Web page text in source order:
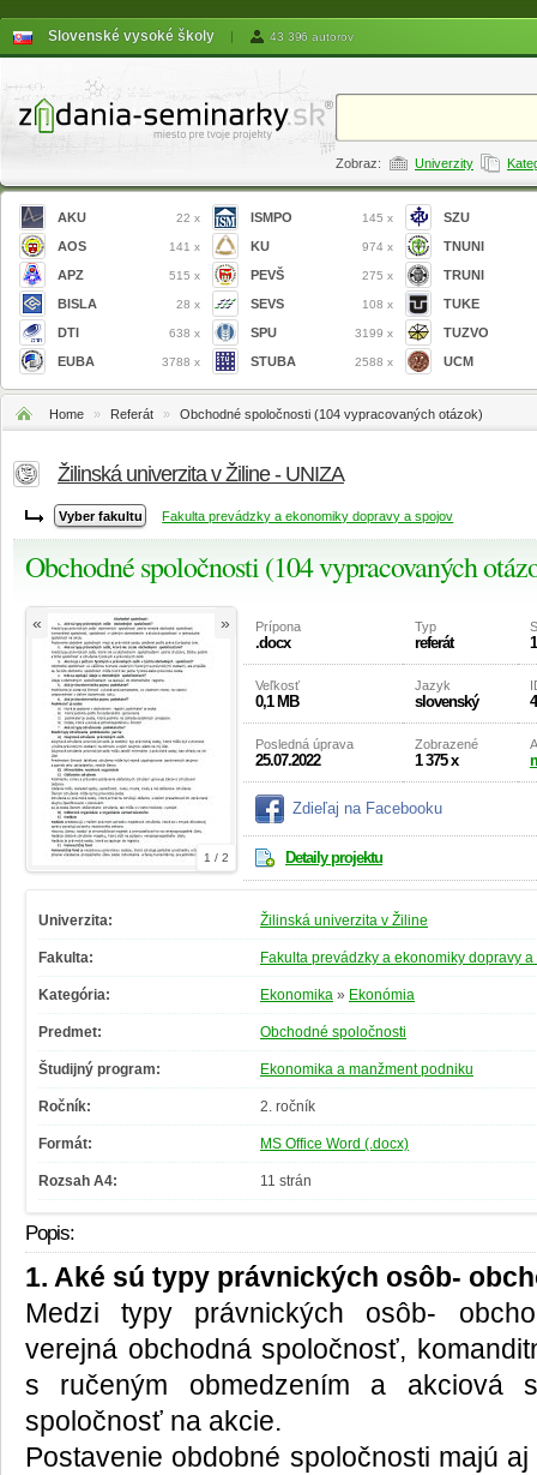
Slovenské vysoké školy | 43 396 autorov
Zobraz: Univerzity
AKU 22 x
AOS 141 x
APZ 515 x
BISLA 28 x
DTI 638 x
EUBA 3788 x
ISMPO 145 x
KU 974 x
PEVŠ 275 x
SEVS 108 x
SPU 3199 x
STUBA 2588 x
SZU
TNUNI
TRUNI
TUKE
TUZVO
UCM
Home » Referát » Obchodné spoločnosti (104 vypracovaných otázok)
Žilinská univerzita v Žiline - UNIZA
Fakulta prevádzky a ekonomiky dopravy a spojov
Obchodné spoločnosti (104 vypracovaných
1 / 2
« » Prípona
.docx
Typ
referát
Veľkosť
0,1 MB
Jazyk
slovenský
Posledná úprava
25.07.2022
Zobrazené
1 375 x
Zdieľaj na Facebooku
Detaily projektu
Univerzita: Žilinská univerzita v Žiline
Fakulta: Fakulta prevádzky a ekonomiky dopravy
Kategória: Ekonomika » Ekonómia
Predmet: Obchodné spoločnosti
Študijný program: Ekonomika a manžment podniku
Ročník: 2. ročník
Formát: MS Office Word (.docx)
Rozsah A4: 11 strán
Popis:
1. Aké sú typy právnických osôb-
Medzi typy právnických osôb-
verejná obchodná spoločnosť,
s ručeným obmedzením a akciová
spoločnosť na akcie.
Postavenie obdobné spoločnosti majú